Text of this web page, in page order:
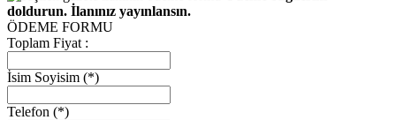
doldurun. İlanınız yayınlansın.
ÖDEME FORMU
Toplam Fiyat :
İsim Soyisim (*)
Telefon (*)